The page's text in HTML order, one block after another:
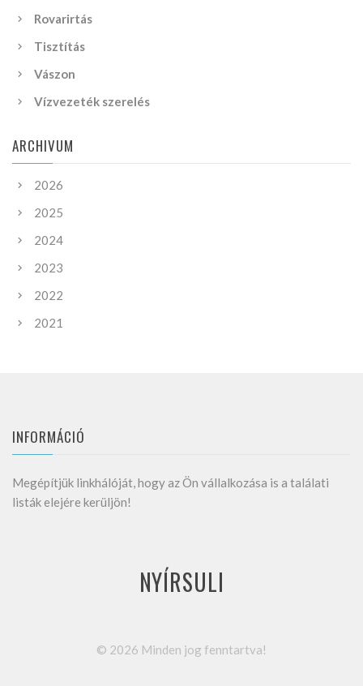
Rovarirtás
Tisztítás
Vászon
Vízvezeték szerelés
ARCHIVUM
2026
2025
2024
2023
2022
2021
INFORMÁCIÓ
Megépítjük linkhálóját, hogy az Ön vállalkozása is a találati
listák elejére kerüljön!
NYÍRSULI
© 2026 Minden jog fenntartva!